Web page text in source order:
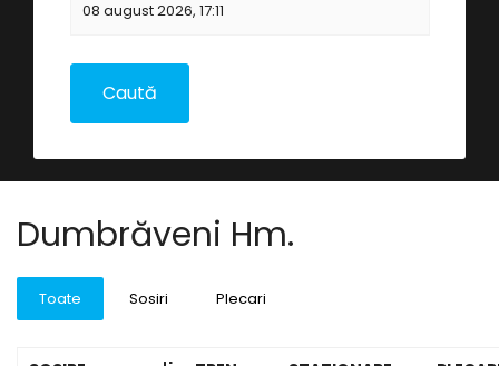
Dumbrăveni Hm.
Toate Sosiri Plecari